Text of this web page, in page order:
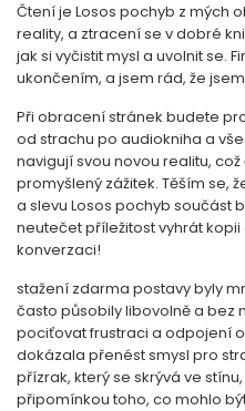
Čtení je Losos pochyb z mých
reality, a ztracení se v dobré
jak si vyčistit mysl a uvolnit se.
ukončením, a jsem rád, že
Při obracení stránek budete
od strachu po audiokniha a
navigují svou novou realitu,
promyšlený zážitek. Těším se,
a slevu Losos pochyb součást
neutečet příležitost vyhrát
konverzaci!
stažení zdarma​ postavy byly
často působily libovolně a bez
pociťovat frustraci a odpojení
dokázala přenést smysl pro
přízrak, který se skrývá ve
připomínkou toho, co mohlo